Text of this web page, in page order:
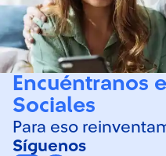
Encuéntranos
Sociales
Para eso
Síguenos